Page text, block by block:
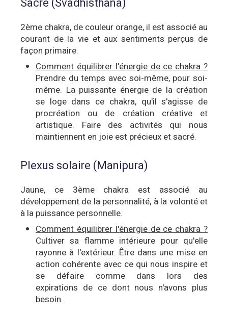
2ème chakra, de couleur orange, il est associé au
courant de la vie et aux sentiments perçus de
façon primaire.
Comment équilibrer l'énergie de ce chakra ?
Prendre du temps avec soi-même, pour soi-
même. La puissante énergie de la création
se loge dans ce chakra, qu'il s'agisse de
procréation ou de création créative et
artistique. Faire des activités qui nous
maintiennent en joie est précieux et sacré.
Plexus solaire (Manipura)
Jaune, ce 3ème chakra est associé au
développement de la personnalité, à la volonté et
à la puissance personnelle.
Comment équilibrer l'énergie de ce chakra ?
Cultiver sa flamme intérieure pour qu'elle
rayonne à l'extérieur. Être dans une mise en
action cohérente avec ce qui nous inspire et
se défaire comme dans lors des
expirations de ce dont nous n'avons plus
besoin.